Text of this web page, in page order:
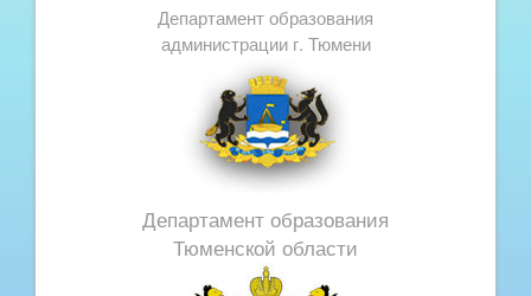
Департамент образования
администрации г. Тюмени
Департамент образования
Тюменской области